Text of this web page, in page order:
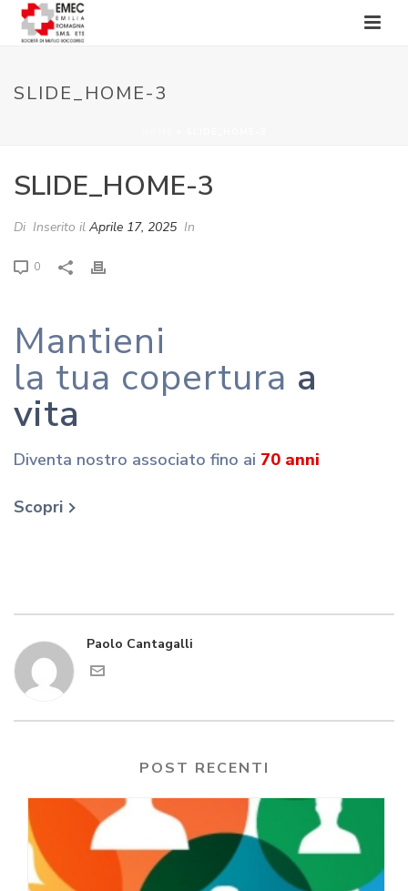
SLIDE_HOME-3
SLIDE_HOME-3
Di Inserito il Aprile 17, 2025 In
0
Mantieni
la tua copertura a
vita
Diventa nostro associato fino ai 70 anni
Scopri
Paolo Cantagalli
POST RECENTI